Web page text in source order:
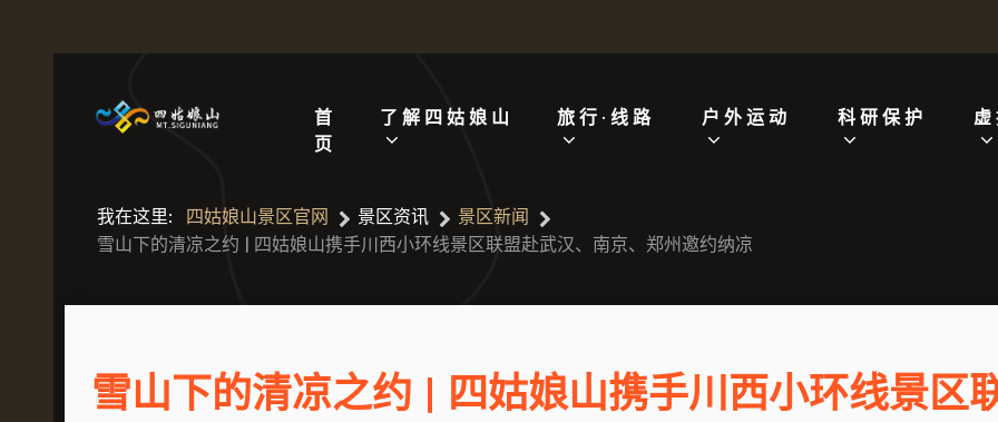
首
页
了解四姑娘山 旅行·线路 户外运动 科研保护
我在这里: 四姑娘山景区官网 景区资讯
景区新闻
雪山下的清凉之约 | 四姑娘山携手川西小环线景区联盟赴武汉、南京、郑州邀约纳凉
雪山下的清凉之约 | 四姑娘山携手川西小环线景区